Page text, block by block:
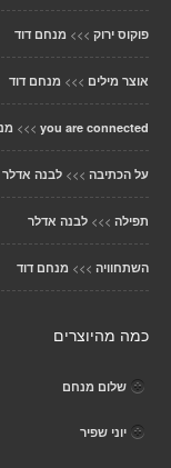
פוקוס ירוק >>> מנחם דוד
אוצר מילים >>> מנחם דוד
you are connected
>>>
על הכתיבה >>> לבנה אדלר
תפילה >>> לבנה אדלר
השתחוויה >>> מנחם דוד
כמה מהיוצרים
שלום מנחם
יוני שפיר